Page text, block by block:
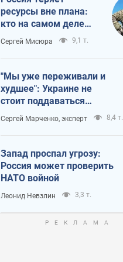
ресурсы вне плана:
кто на самом деле
диктует темп войны
Сергей Мисюра 9,1 т.
"Мы уже переживали и
худшее": Украине не
стоит поддаваться
отчаянию из-за
ракетного террора
Сергей Марченко, эксперт 8,4 т.
Запад проспал угрозу:
Россия может проверить
НАТО войной
Леонид Невзлин 3,3 т.